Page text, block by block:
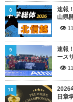
速報
山県
8
速報
ース
9
2026
日章
10